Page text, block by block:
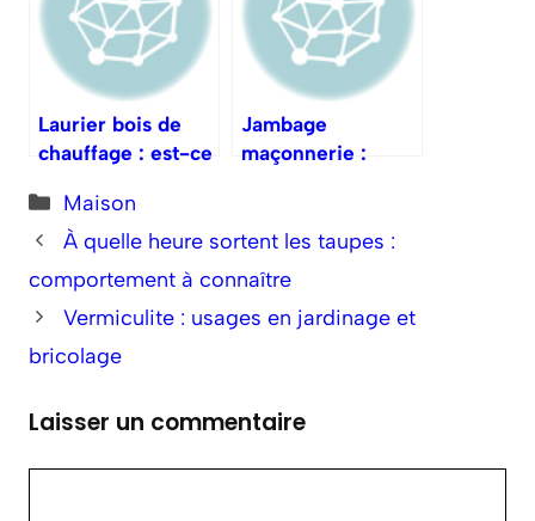
Laurier bois de
chauffage : est-ce
Jambage
maçonnerie :
Catégories
Maison
À quelle heure sortent les taupes :
comportement à connaître
Vermiculite : usages en jardinage et
bricolage
Laisser un commentaire